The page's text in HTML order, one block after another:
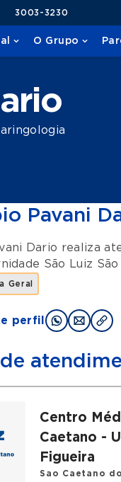
3003-3230
O Grupo
Pavani
Dario realiza
São Luiz São
Geral
perfil
Centro
Caetano -
Figueira
Sao Caetano